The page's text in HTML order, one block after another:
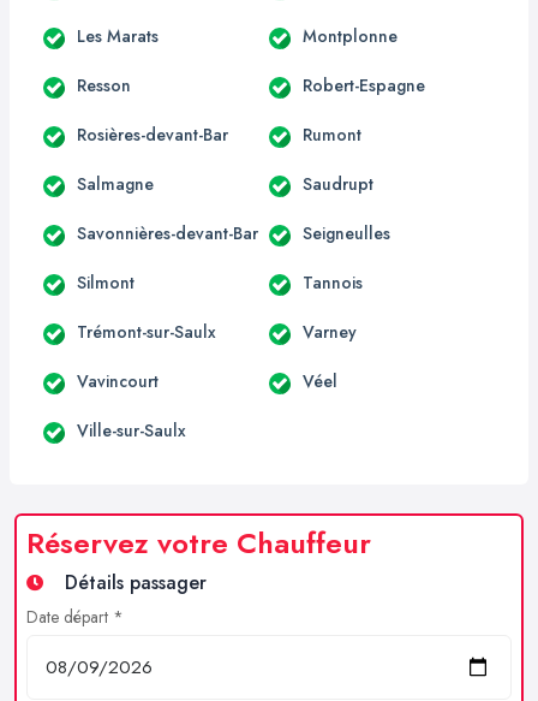
Les Marats Montplonne
Resson Robert-Espagne
Rosières-devant-Bar Rumont
Salmagne Saudrupt
Savonnières-devant-Bar Seigneulles
Silmont Tannois
Trémont-sur-Saulx Varney
Vavincourt Véel
Ville-sur-Saulx
Réservez votre Chauffeur
Détails passager
Date départ *